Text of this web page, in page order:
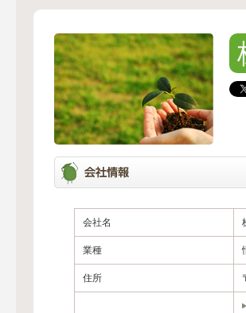
会社名
業種
住所